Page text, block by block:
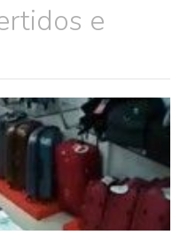
e